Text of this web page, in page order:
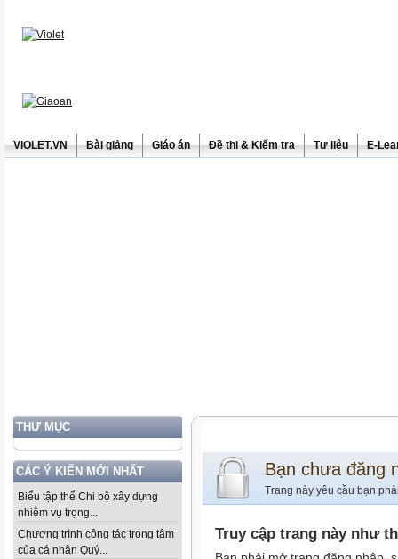
ViOLET.VN Bài giảng Giáo án Đề thi & Kiểm tra Tư liệu E-
THƯ MỤC
CÁC Ý KIẾN MỚI NHẤT
Biểu tập thể Chi bộ xây dựng
nhiệm vụ trọng...
Chương trình công tác trọng tâm
của cá nhân Quý...
Bạn chưa đăng
Trang này yêu cầu bạn
Truy cập trang này như